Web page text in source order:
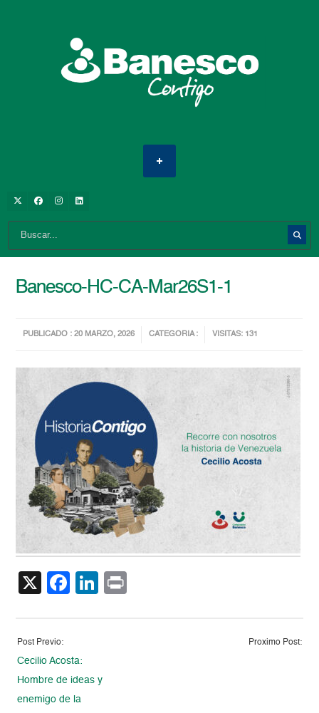
Banesco-HC-CA-Mar26S1-1
PUBLICADO : 20 MARZO, 2026 CATEGORIA : VISITAS: 131
X Facebook
LinkedIn
Post Previo:
Cecilio Acosta:
Hombre de ideas y
enemigo de la
Proximo Post: